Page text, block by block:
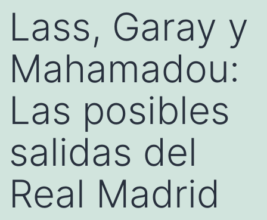
Lass, Garay y
Mahamadou:
Las posibles
salidas del
Real Madrid